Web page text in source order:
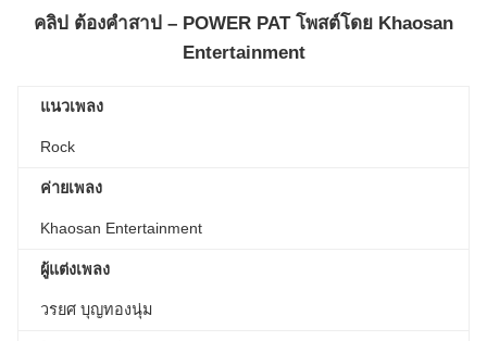
คลิป ต้องคำสาป – POWER PAT โพสต์โดย Khaosan
Entertainment
แนวเพลง
Rock
ค่ายเพลง
Khaosan Entertainment
ผู้แต่งเพลง
วรยศ บุญทองนุ่ม